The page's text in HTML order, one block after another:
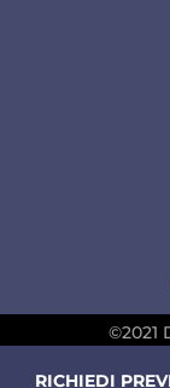
©2021
RICHIEDI